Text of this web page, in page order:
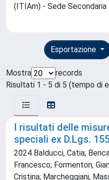
(ITIAm) - Sede Secondaria
Esportazione
Mostra
records
Risultati 1 - 5 di 5 (tempo di
I risultati delle
speciali ex D.Lgs.
2024 Balducci, Catia;
Francesco; Formenton,
Cristina; Marcheggiani,